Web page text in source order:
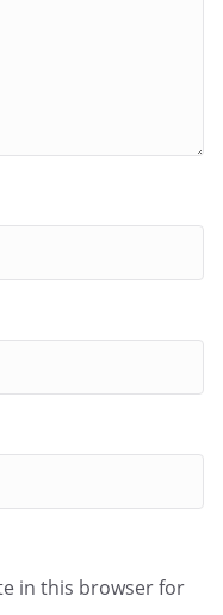
in this browser for